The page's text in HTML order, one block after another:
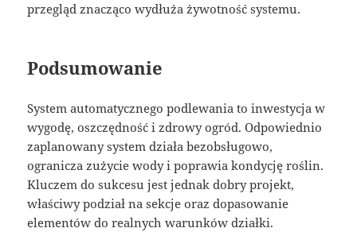
przegląd znacząco wydłuża żywotność systemu.
Podsumowanie
System automatycznego podlewania to inwestycja w
wygodę, oszczędność i zdrowy ogród. Odpowiednio
zaplanowany system działa bezobsługowo,
ogranicza zużycie wody i poprawia kondycję roślin.
Kluczem do sukcesu jest jednak dobry projekt,
właściwy podział na sekcje oraz dopasowanie
elementów do realnych warunków działki.